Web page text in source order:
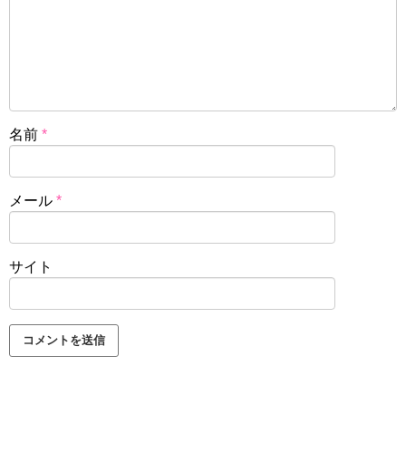
名前 *
メール *
サイト